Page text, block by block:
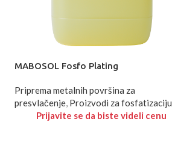
MABOSOL Fosfo Plating
Priprema metalnih površina za
presvlačenje, Proizvodi za fosfatizaciju
Prijavite se da biste videli cenu